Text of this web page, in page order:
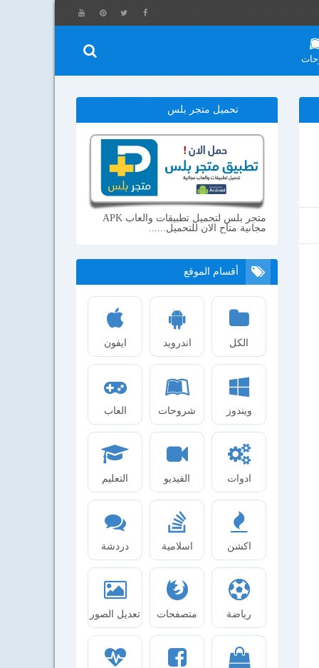
تحميل متجر بلس
متجر بلس لتحميل تطبيقات والعاب APK
مجانية متاح الان للتحميل......
أقسام الموقع
الكل اندرويد ايفون
ويندوز شروحات العاب
ادوات الفيديو التعليم
اكشن اسلامية دردشة
رياضة متصفحات تعديل الصور